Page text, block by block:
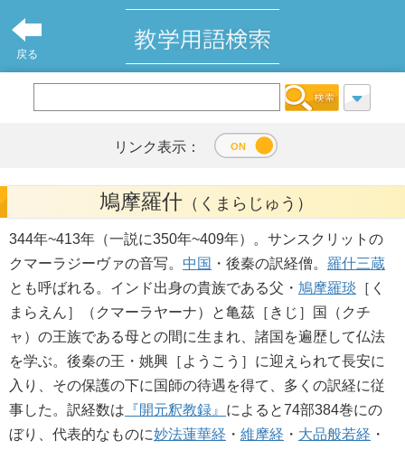
戻る
リンク表示：
鳩摩羅什 （くまらじゅう）
344年~413年（一説に350年~409年）。サンスクリットの
クマーラジーヴァの音写。 中国 ・後秦の訳経僧。 羅什三蔵
とも呼ばれる。インド出身の貴族である父・ 鳩摩羅琰 ［く
まらえん］（クマーラヤーナ）と亀茲［きじ］国（クチ
ャ）の王族である母との間に生まれ、諸国を遍歴して仏法
を学ぶ。後秦の王・姚興［ようこう］に迎えられて長安に
入り、その保護の下に国師の待遇を得て、多くの訳経に従
事した。訳経数は 『開元釈教録』 によると74部384巻にの
ぼり、代表的なものに妙法蓮華経 ・ 維摩経 ・ 大品般若経 ・